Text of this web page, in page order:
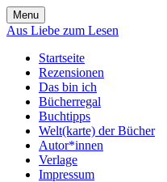
Skip
to
Menu
Aus Liebe zum Lesen
Startseite
Rezensionen
Das bin ich
Bücherregal
Buchtipps
Welt(karte) der Bücher
Autor*innen
Verlage
Impressum